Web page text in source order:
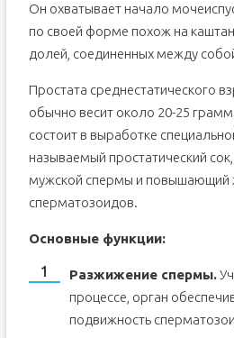
Он охватывает начало
по своей форме похож на
долей, соединенных между
Простата среднестатического
обычно весит около 20-25
состоит в выработке
называемый простатический
мужской спермы и повышающий
сперматозоидов.
Основные функции:
Разжижение спермы.
процессе, орган
подвижность